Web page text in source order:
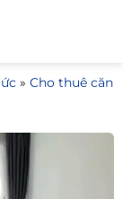
» Cho thuê căn